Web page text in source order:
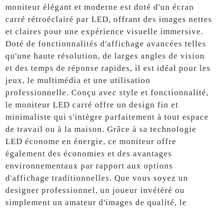
moniteur élégant et moderne est doté d'un écran
carré rétroéclairé par LED, offrant des images nettes
et claires pour une expérience visuelle immersive.
Doté de fonctionnalités d'affichage avancées telles
qu'une haute résolution, de larges angles de vision
et des temps de réponse rapides, il est idéal pour les
jeux, le multimédia et une utilisation
professionnelle. Conçu avec style et fonctionnalité,
le moniteur LED carré offre un design fin et
minimaliste qui s'intègre parfaitement à tout espace
de travail ou à la maison. Grâce à sa technologie
LED économe en énergie, ce moniteur offre
également des économies et des avantages
environnementaux par rapport aux options
d'affichage traditionnelles. Que vous soyez un
designer professionnel, un joueur invétéré ou
simplement un amateur d'images de qualité, le